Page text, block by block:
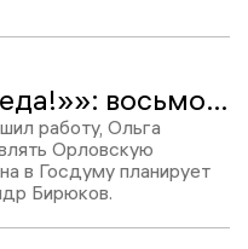
«Россия, Путин, победа!»»: восьмой созыв Госдумы с Ольгой Пилипенко завершил работу
работу, Ольга
Орловскую
в Госдуму планирует
Бирюков.